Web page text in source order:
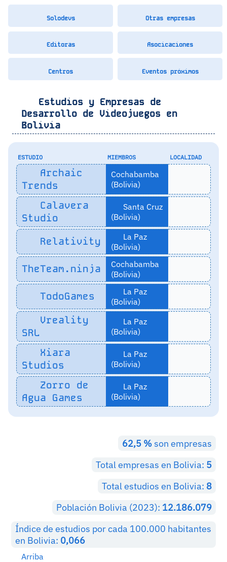
Solodevs Otras empresas
Editoras Asocicaciones
Centros Eventos próximos
Estudios y Empresas de
Desarrollo de Videojuegos en
Bolivia
ESTUDIO MIEMBROS LOCALIDAD
Archaic
Trends
Cochabamba
(Bolivia)
Calavera
Studio
Santa Cruz
(Bolivia)
Relativity
La Paz
(Bolivia)
TheTeam.ninja
Cochabamba
(Bolivia)
TodoGames
La Paz
(Bolivia)
Vreality
SRL
La Paz
(Bolivia)
Xiara
Studios
La Paz
(Bolivia)
Zorro de
Agua Games
La Paz
(Bolivia)
62,5 %son empresas
Total empresas en Bolivia: 5
Total estudios en Bolivia: 8
Población Bolivia (2023): 12.186.079
Índice de estudios por cada 100.000 habitantes
en Bolivia: 0,066
Arriba